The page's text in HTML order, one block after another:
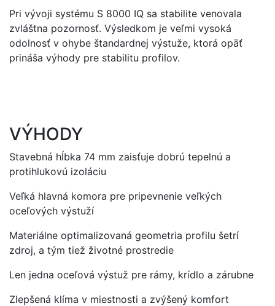
Pri vývoji systému S 8000 IQ sa stabilite venovala
zvláštna pozornosť. Výsledkom je veľmi vysoká
odolnosť v ohybe štandardnej výstuže, ktorá opäť
prináša výhody pre stabilitu profilov.
VÝHODY
Stavebná hĺbka 74 mm zaisťuje dobrú tepelnú a
protihlukovú izoláciu
Veľká hlavná komora pre pripevnenie veľkých
oceľových výstuží
Materiálne optimalizovaná geometria profilu šetrí
zdroj, a tým tiež životné prostredie
Len jedna oceľová výstuž pre rámy, krídlo a zárubne
Zlepšená klíma v miestnosti a zvýšený komfort